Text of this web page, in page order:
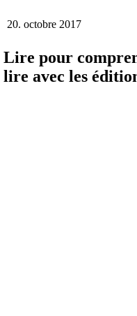
20. octobre 2017
Lire pour
lire avec les